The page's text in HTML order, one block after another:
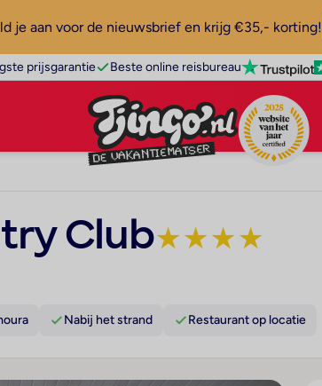
je aan voor de nieuwsbrief en krijg €35,- korting!
prijsgarantie Beste online reisbureau
Club★★★★
Nabij het strand Restaurant op locatie